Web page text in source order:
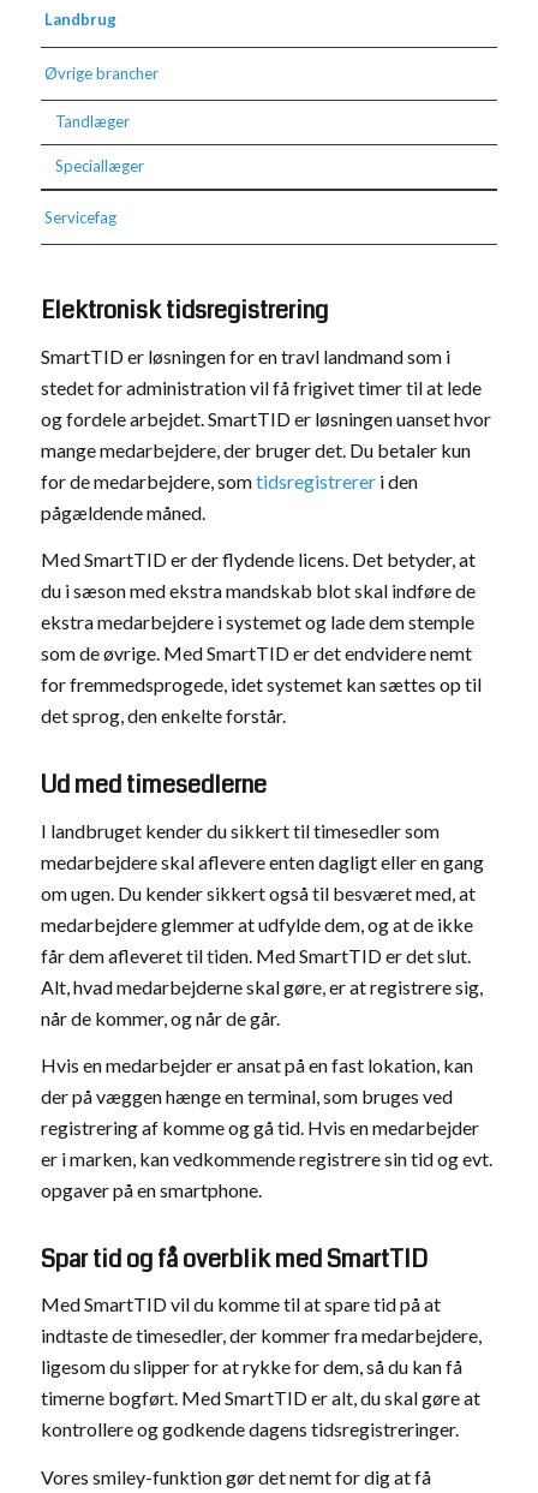
Landbrug
Øvrige brancher
Tandlæger
Speciallæger
Servicefag
Elektronisk tidsregistrering
SmartTID er løsningen for en travl landmand som i
stedet for administration vil få frigivet timer til at lede
og fordele arbejdet. SmartTID er løsningen uanset hvor
mange medarbejdere, der bruger det. Du betaler kun
for de medarbejdere, somtidsregistrereri den
pågældende måned.
Med SmartTID er der flydende licens. Det betyder, at
du i sæson med ekstra mandskab blot skal indføre de
ekstra medarbejdere i systemet og lade dem stemple
som de øvrige. Med SmartTID er det endvidere nemt
for fremmedsprogede, idet systemet kan sættes op til
det sprog, den enkelte forstår.
Ud med timesedlerne
I landbruget kender du sikkert til timesedler som
medarbejdere skal aflevere enten dagligt eller en gang
om ugen. Du kender sikkert også til besværet med, at
medarbejdere glemmer at udfylde dem, og at de ikke
får dem afleveret til tiden. Med SmartTID er det slut.
Alt, hvad medarbejderne skal gøre, er at registrere sig,
når de kommer, og når de går.
Hvis en medarbejder er ansat på en fast lokation, kan
der på væggen hænge en terminal, som bruges ved
registrering af komme og gå tid. Hvis en medarbejder
er i marken, kan vedkommende registrere sin tid og evt.
opgaver på en smartphone.
Spar tid og få overblik med SmartTID
Med SmartTID vil du komme til at spare tid på at
indtaste de timesedler, der kommer fra medarbejdere,
ligesom du slipper for at rykke for dem, så du kan få
timerne bogført. Med SmartTID er alt, du skal gøre at
kontrollere og godkende dagens tidsregistreringer.
Vores smiley-funktion gør det nemt for dig at få